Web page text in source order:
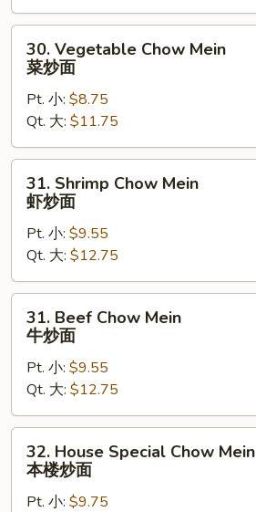
叉
烧
Vegetable
Chow
Mein
炒
面
30. Vegetable Chow Mein
菜炒面
Pt. 小: $8.75
Qt. 大: $11.75
Shrimp
Chow
Mein
炒
面
31. Shrimp Chow Mein
虾炒面
Pt. 小: $9.55
Qt. 大: $12.75
Beef
Chow
Mein
炒
面
31. Beef Chow Mein
牛炒面
Pt. 小: $9.55
Qt. 大: $12.75
House
Special
Chow
32. House Special Chow Mein
本楼炒面
Pt. 小: $9.75